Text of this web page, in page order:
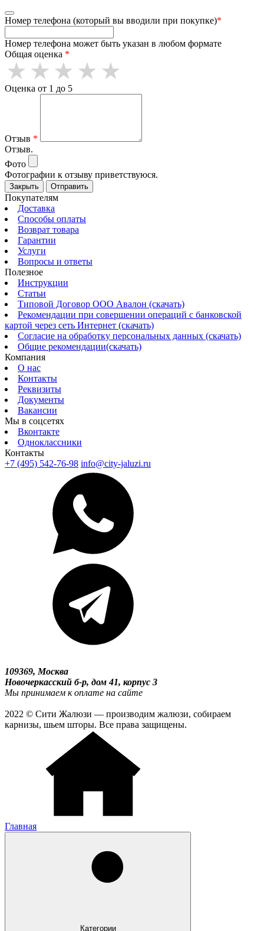
Номер телефона (который вы вводили при покупке)*
Номер телефона может быть указан в любом формате
Общая оценка *
Оценка от 1 до 5
Отзыв *
Отзыв.
Фото
Фотографии к отзыву приветствуюся.
Закрыть Отправить
Покупателям
Доставка
Способы оплаты
Возврат товара
Гарантии
Услуги
Вопросы и ответы
Полезное
Инструкции
Статьи
Типовой Договор ООО Авалон (скачать)
Рекомендации при совершении операций с банковской
картой через сеть Интернет (скачать)
Согласие на обработку персональных данных (скачать)
Общие рекомендации(скачать)
Компания
О нас
Контакты
Реквизиты
Документы
Вакансии
Мы в соцсетях
Вконтакте
Одноклассники
Контакты
+7 (495) 542-76-98 info@city-jaluzi.ru
109369, Москва
Новочеркасский б-р, дом 41, корпус 3
Мы принимаем к оплате на сайте
2022 © Сити Жалюзи — производим жалюзи, собираем
карнизы, шьем шторы. Все права защищены.
Главная
Категории